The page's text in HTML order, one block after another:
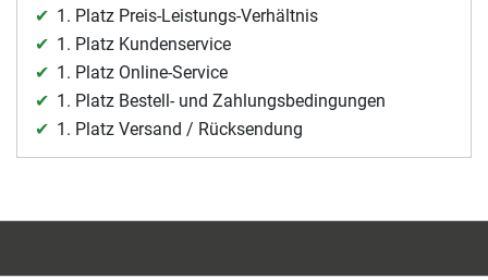
1. Platz Preis-Leistungs-Verhältnis
1. Platz Kundenservice
1. Platz Online-Service
1. Platz Bestell- und Zahlungsbedingungen
1. Platz Versand / Rücksendung